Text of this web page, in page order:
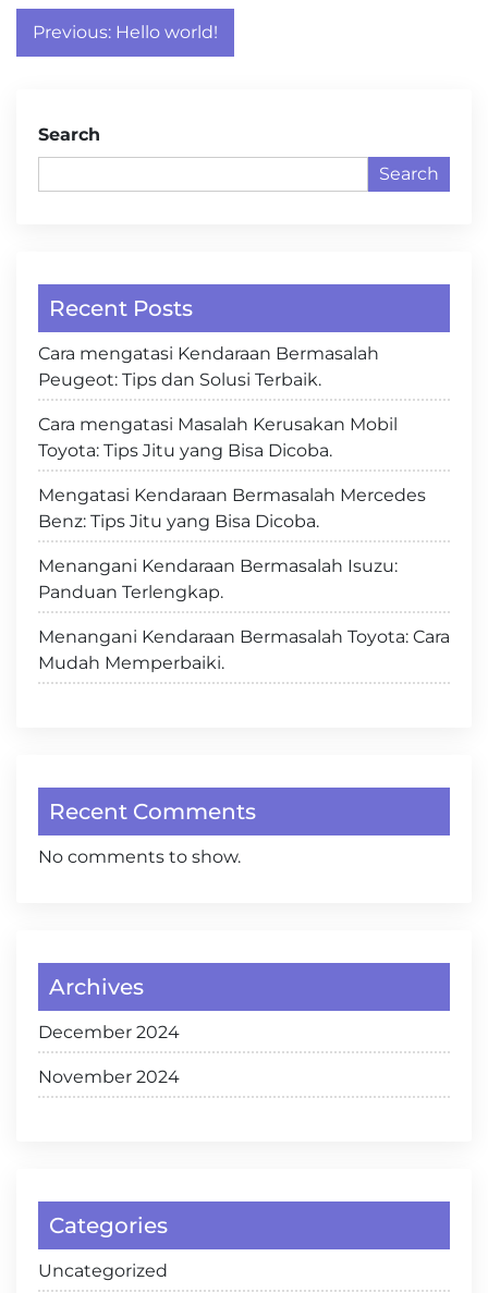
Post
navigation
Previous: Hello world!
Search
Search
Recent Posts
Cara mengatasi Kendaraan Bermasalah
Peugeot: Tips dan Solusi Terbaik.
Cara mengatasi Masalah Kerusakan Mobil
Toyota: Tips Jitu yang Bisa Dicoba.
Mengatasi Kendaraan Bermasalah Mercedes
Benz: Tips Jitu yang Bisa Dicoba.
Menangani Kendaraan Bermasalah Isuzu:
Panduan Terlengkap.
Menangani Kendaraan Bermasalah Toyota: Cara
Mudah Memperbaiki.
Recent Comments
No comments to show.
Archives
December 2024
November 2024
Categories
Uncategorized